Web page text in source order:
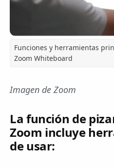
Funciones y herramientas
Zoom Whiteboard
Imagen de Zoom
La función de
Zoom incluye
de usar: